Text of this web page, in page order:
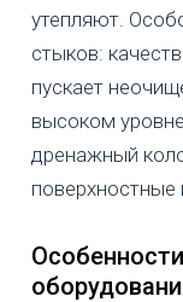
утепляют.
стыков:
пускает
высоком
дренажный
поверхностные